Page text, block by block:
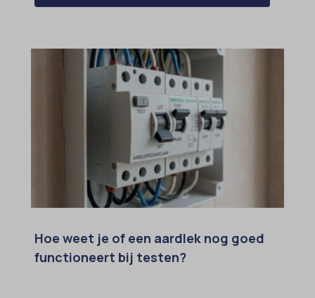
Hoe weet je of een aardlek nog goed
functioneert bij testen?